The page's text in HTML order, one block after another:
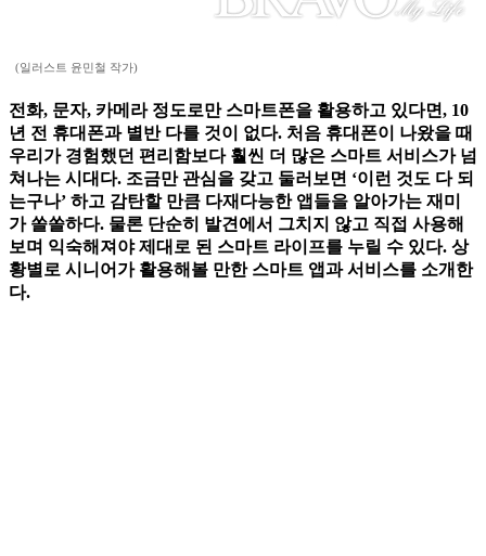
(일러스트 윤민철 작가)
전화, 문자, 카메라 정도로만 스마트폰을 활용하고 있다면, 10
년 전 휴대폰과 별반 다를 것이 없다. 처음 휴대폰이 나왔을 때
우리가 경험했던 편리함보다 훨씬 더 많은 스마트 서비스가 넘
쳐나는 시대다. 조금만 관심을 갖고 둘러보면 ‘이런 것도 다 되
는구나’ 하고 감탄할 만큼 다재다능한 앱들을 알아가는 재미
가 쏠쏠하다. 물론 단순히 발견에서 그치지 않고 직접 사용해
보며 익숙해져야 제대로 된 스마트 라이프를 누릴 수 있다. 상
황별로 시니어가 활용해볼 만한 스마트 앱과 서비스를 소개한
다.